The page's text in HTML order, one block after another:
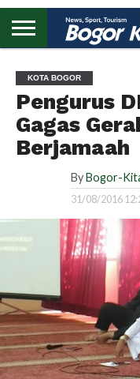
UTAMA
KOTA BOGOR
Pengurus
Gagas
Berjamaah
By Bogor-
31/08/2016